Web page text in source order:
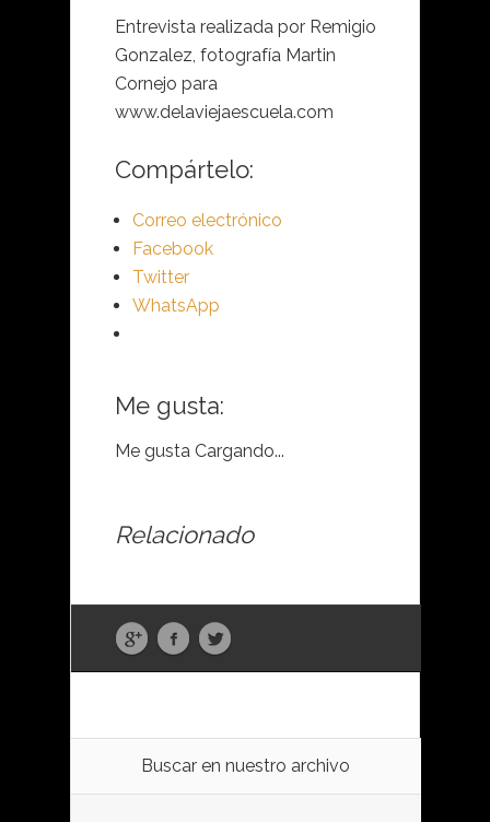
Entrevista realizada por Remigio
Gonzalez, fotografía Martin
Cornejo para
www.delaviejaescuela.com
Compártelo:
Correo electrónico
Facebook
Twitter
WhatsApp
Me gusta:
Me gusta Cargando...
Relacionado
Buscar en nuestro archivo